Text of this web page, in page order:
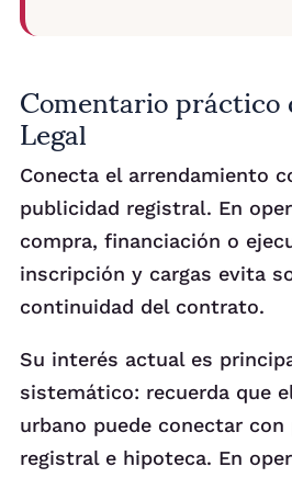
Comentario
Legal
Conecta el arrendamiento
publicidad registral. En
compra, financiación o
inscripción y cargas evita
continuidad del contrato.
Su interés actual es
sistemático: recuerda que
urbano puede conectar con
registral e hipoteca. En